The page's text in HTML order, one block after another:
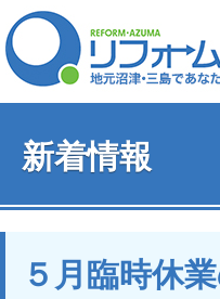
新着情報
５月臨時休